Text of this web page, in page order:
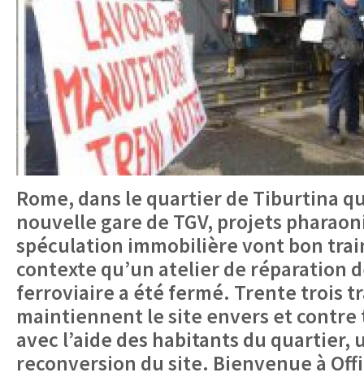
Rome, dans le quartier de Tiburtina
nouvelle gare de TGV, projets
spéculation immobilière vont bon
contexte qu’un atelier de réparation
ferroviaire a été fermé. Trente trois
maintiennent le site envers et
avec l’aide des habitants du quartier,
reconversion du site. Bienvenue à